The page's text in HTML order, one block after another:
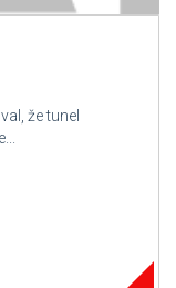
že tunel